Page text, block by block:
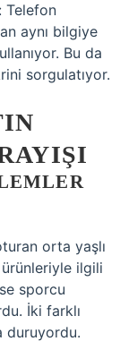
Telefon
aynı bilgiye
Bu da
sorgulatıyor.
orta yaşlı
ilgili
sporcu
İki farklı
duruyordu.